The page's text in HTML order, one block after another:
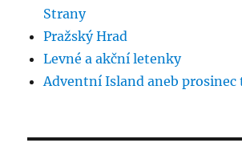
Strany
Pražský Hrad
Levné a akční letenky
Adventní Island aneb